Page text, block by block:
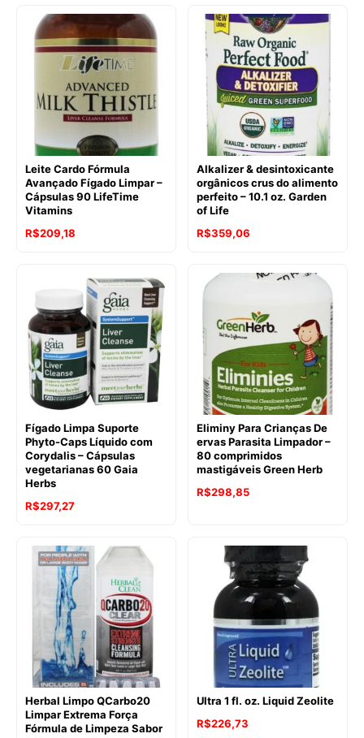
Leite Cardo Fórmula
Avançado Fígado Limpar –
Cápsulas 90 LifeTime
Vitamins
R$209,18
Alkalizer & desintoxicante
orgânicos crus do alimento
perfeito – 10.1 oz. Garden
of Life
R$359,06
Fígado Limpa Suporte
Phyto-Caps Líquido com
Corydalis – Cápsulas
vegetarianas 60 Gaia
Herbs
R$297,27
Eliminy Para Crianças De
ervas Parasita Limpador –
80 comprimidos
mastigáveis Green Herb
R$298,85
Herbal Limpo QCarbo20
Limpar Extrema Força
Fórmula de Limpeza Sabor
Ultra 1 fl. oz. Liquid Zeolite
R$226,73